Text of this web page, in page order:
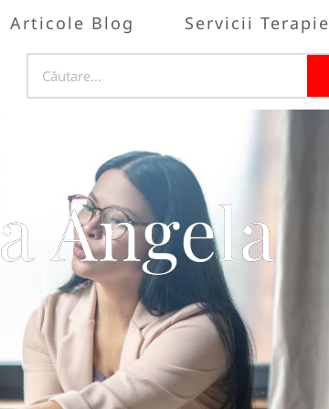
Articole Blog Servicii Terapie
Angela